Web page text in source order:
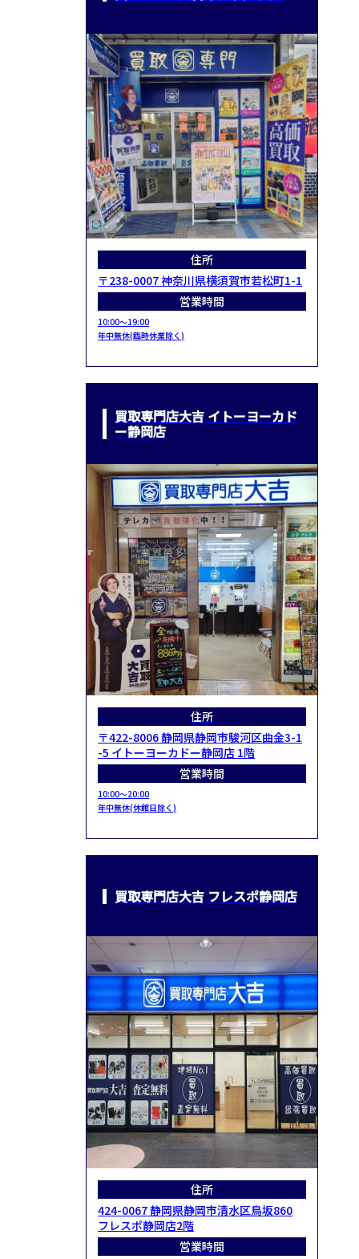
住所
〒238-0007 神奈川県横須賀市若松町1-1
営業時間
10:00～19:00
年中無休(臨時休業除く)
買取専門店大吉 イトーヨーカド
ー静岡店
住所
〒422-8006 静岡県静岡市駿河区曲金3-1
-5 イトーヨーカドー静岡店 1階
営業時間
10:00～20:00
年中無休(休館日除く)
買取専門店大吉 フレスポ静岡店
住所
424-0067 静岡県静岡市清水区鳥坂860
フレスポ静岡店2階
営業時間